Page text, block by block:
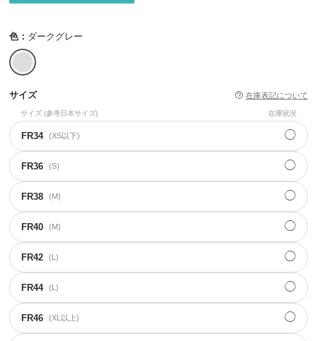
色： ダークグレー
サイズ 在庫表記について
サイズ (参考日本サイズ) 在庫状況
FR34 (XS以下) ◯
FR36 (S) ◯
FR38 (M) ◯
FR40 (M) ◯
FR42 (L) ◯
FR44 (L) ◯
FR46 (XL以上) ◯